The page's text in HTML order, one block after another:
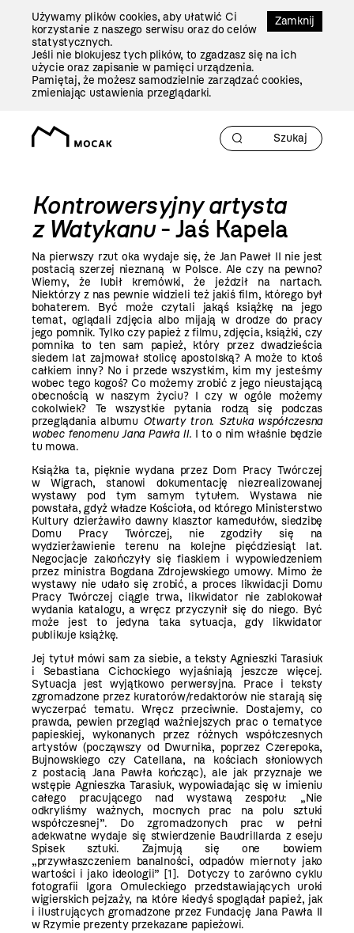
Zamknij
Używamy plików cookies, aby ułatwić Ci
korzystanie z naszego serwisu oraz do celów
statystycznych.
Jeśli nie blokujesz tych plików, to zgadzasz się na ich
użycie oraz zapisanie w pamięci urządzenia.
Pamiętaj, że możesz samodzielnie zarządzać cookies,
zmieniając ustawienia przeglądarki.
Kontrowersyjny artysta
z Watykanu- Jaś Kapela
Na pierwszy rzut oka wydaje się, że Jan Paweł II nie jest
postacią szerzej nieznaną w Polsce. Ale czy na pewno?
Wiemy, że lubił kremówki, że jeździł na nartach.
Niektórzy z nas pewnie widzieli też jakiś film, którego był
bohaterem. Być może czytali jakąś książkę na jego
temat, oglądali zdjęcia albo mijają w drodze do pracy
jego pomnik. Tylko czy papież z filmu, zdjęcia, książki, czy
pomnika to ten sam papież, który przez dwadzieścia
siedem lat zajmował stolicę apostolską? A może to ktoś
całkiem inny? No i przede wszystkim, kim my jesteśmy
wobec tego kogoś? Co możemy zrobić z jego nieustającą
obecnością w naszym życiu? I czy w ogóle możemy
cokolwiek? Te wszystkie pytania rodzą się podczas
przeglądania albumu Otwarty tron. Sztuka współczesna
wobec fenomenu Jana Pawła II. I to o nim właśnie będzie
tu mowa.
Książka ta, pięknie wydana przez Dom Pracy Twórczej
w Wigrach, stanowi dokumentację niezrealizowanej
wystawy pod tym samym tytułem. Wystawa nie
powstała, gdyż władze Kościoła, od którego Ministerstwo
Kultury dzierżawiło dawny klasztor kamedułów, siedzibę
Domu Pracy Twórczej, nie zgodziły się na
wydzierżawienie terenu na kolejne pięćdziesiąt lat.
Negocjacje zakończyły się fiaskiem i wypowiedzeniem
przez ministra Bogdana Zdrojewskiego umowy. Mimo że
wystawy nie udało się zrobić, a proces likwidacji Domu
Pracy Twórczej ciągle trwa, likwidator nie zablokował
wydania katalogu, a wręcz przyczynił się do niego. Być
może jest to jedyna taka sytuacja, gdy likwidator
publikuje książkę.
Jej tytuł mówi sam za siebie, a teksty Agnieszki Tarasiuk
i Sebastiana Cichockiego wyjaśniają jeszcze więcej.
Sytuacja jest wyjątkowo perwersyjna. Prace i teksty
zgromadzone przez kuratorów/redaktorów nie starają się
wyczerpać tematu. Wręcz przeciwnie. Dostajemy, co
prawda, pewien przegląd ważniejszych prac o tematyce
papieskiej, wykonanych przez różnych współczesnych
artystów (począwszy od Dwurnika, poprzez Czerepoka,
Bujnowskiego czy Catellana, na kościach słoniowych
z postacią Jana Pawła kończąc), ale jak przyznaje we
wstępie Agnieszka Tarasiuk, wypowiadając się w imieniu
całego pracującego nad wystawą zespołu: „Nie
odkryliśmy ważnych, mocnych prac na polu sztuki
współczesnej”. Do zgromadzonych prac w pełni
adekwatne wydaje się stwierdzenie Baudrillarda z eseju
Spisek sztuki. Zajmują się one bowiem
„przywłaszczeniem banalności, odpadów miernoty jako
wartości i jako ideologii” [1]. Dotyczy to zarówno cyklu
fotografii Igora Omuleckiego przedstawiających uroki
wigierskich pejzaży, na które kiedyś spoglądał papież, jak
i ilustrujących gromadzone przez Fundację Jana Pawła II
w Rzymie prezenty przekazane papieżowi.